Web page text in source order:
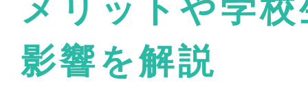
メリットや学
影響を解説